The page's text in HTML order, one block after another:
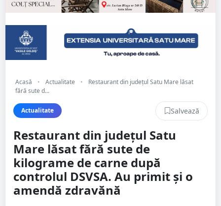
Acasă • Actualitate •
Restaurant din județul Satu Mare lăsat
fără sute d...
Actualitate Salvează
Restaurant din județul Satu
Mare lăsat fără sute de
kilograme de carne după
controlul DSVSA. Au primit și o
amendă zdravănă